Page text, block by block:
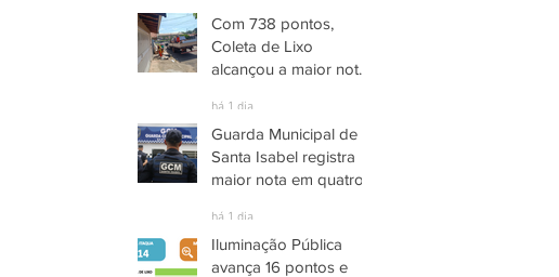
Com 738 pontos,
Coleta de Lixo
alcançou a maior nota
avaliados em
Piracicaba
há 1 dia
Guarda Municipal de
Santa Isabel registra
maior nota em quatro
INDSAT
há 1 dia
Iluminação Pública
avança 16 pontos e